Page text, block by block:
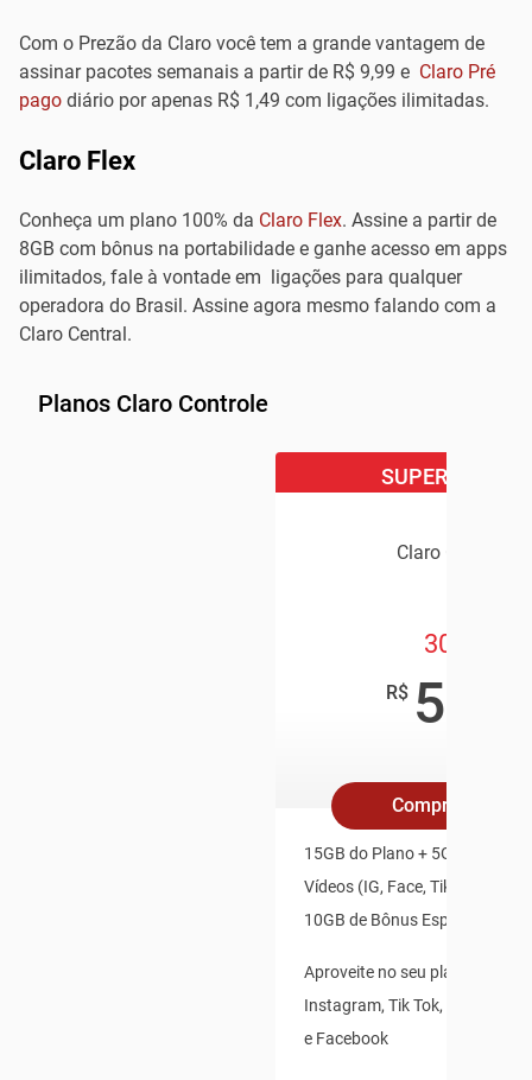
Com o Prezão da Claro você tem a grande vantagem de
assinar pacotes semanais a partir de R$ 9,99 e Claro Pré
pago diário por apenas R$ 1,49 com ligações ilimitadas.
Claro Flex
Conheça um plano 100% da Claro Flex. Assine a partir de
8GB com bônus na portabilidade e ganhe acesso em apps
ilimitados, fale à vontade em ligações para qualquer
operadora do Brasil. Assine agora mesmo falando com a
Claro Central.
Planos Claro Controle
SUPER OFERTA
Claro Controle
30GB
R$ 59
Compre Online
15GB do Plano + 5GB Redes
Vídeos (IG, Face, TikTok, X,
10GB de Bônus Especial
Aproveite no seu plano:
Instagram, Tik Tok, X(Twitter),
e Facebook